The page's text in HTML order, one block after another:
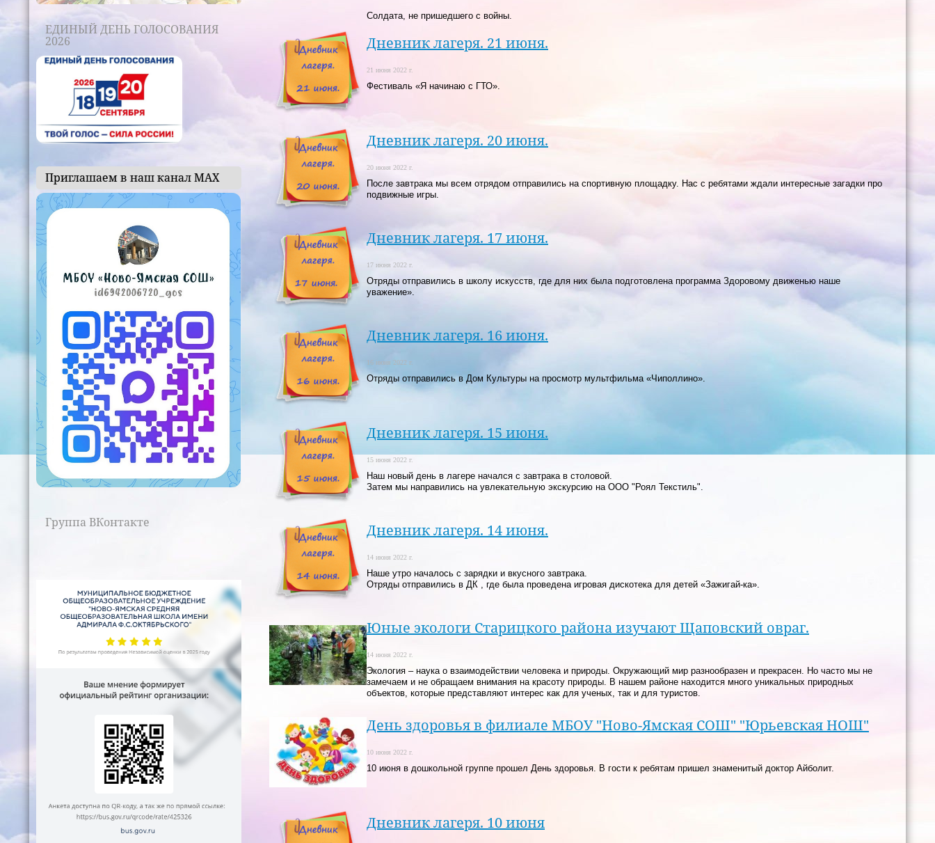
ЕДИНЫЙ ДЕНЬ ГОЛОСОВАНИЯ
2026
Приглашаем в наш канал МАХ
Группа ВКонтакте
Солдата, не пришедшего с войны.
Дневник лагеря. 21 июня.
21 июня 2022 г.
Фестиваль «Я начинаю с ГТО».
Дневник лагеря. 20 июня.
20 июня 2022 г.
После завтрака мы всем отрядом отправились на спортивную площадку. Нас с ребятами ждали интересные загадки про
подвижные игры.
Дневник лагеря. 17 июня.
17 июня 2022 г.
Отряды отправились в школу искусств, где для них была подготовлена программа Здоровому движенью наше
уважение».
Дневник лагеря. 16 июня.
16 июня 2022 г.
Отряды отправились в Дом Культуры на просмотр мультфильма «Чиполлино».
Дневник лагеря. 15 июня.
15 июня 2022 г.
Наш новый день в лагере начался с завтрака в столовой.
Затем мы направились на увлекательную экскурсию на ООО "Роял Текстиль".
Дневник лагеря. 14 июня.
14 июня 2022 г.
Наше утро началось с зарядки и вкусного завтрака.
Отряды отправились в ДК , где была проведена игровая дискотека для детей «Зажигай-ка».
Юные экологи Старицкого района изучают Щаповский овраг.
14 июня 2022 г.
Экология – наука о взаимодействии человека и природы. Окружающий мир разнообразен и прекрасен. Но часто мы не
замечаем и не обращаем внимания на красоту природы. В нашем районе находится много уникальных природных
объектов, которые представляют интерес как для ученых, так и для туристов.
День здоровья в филиале МБОУ "Ново-Ямская СОШ" "Юрьевская НОШ"
10 июня 2022 г.
10 июня в дошкольной группе прошел День здоровья. В гости к ребятам пришел знаменитый доктор Айболит.
Дневник лагеря. 10 июня